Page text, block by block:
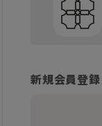
新規会員登録